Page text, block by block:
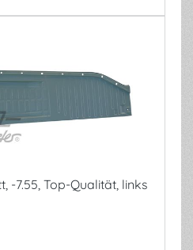
-7.55, Top-Qualität, links